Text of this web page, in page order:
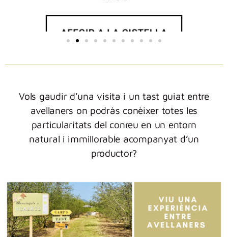
Vols gaudir d’una visita i un tast guiat entre
avellaners on podràs conèixer totes les
particularitats del conreu en un entorn
natural i immillorable acompanyat d’un
productor?